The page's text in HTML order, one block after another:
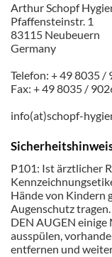
Arthur Schopf
Pfaffensteinstr. 1
83115 Neubeuern
Germany
Telefon: + 49 8035 /
Fax: + 49 8035 /
info(at)schopf-
P101: Ist ärztlicher
Hände von Kindern
Augenschutz
DEN AUGEN
ausspülen,
entfernen und